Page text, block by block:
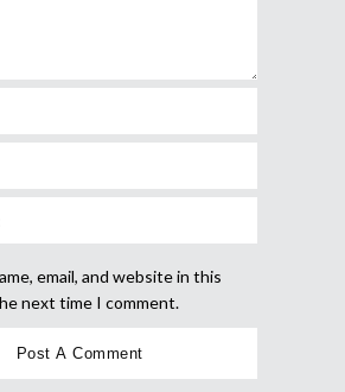
email, and website in this
next time I comment.